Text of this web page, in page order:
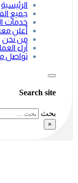
الرئيسية
جميع
خدمات
أعلن
من نحن
آراء
تواصل
Search site
بحث
×